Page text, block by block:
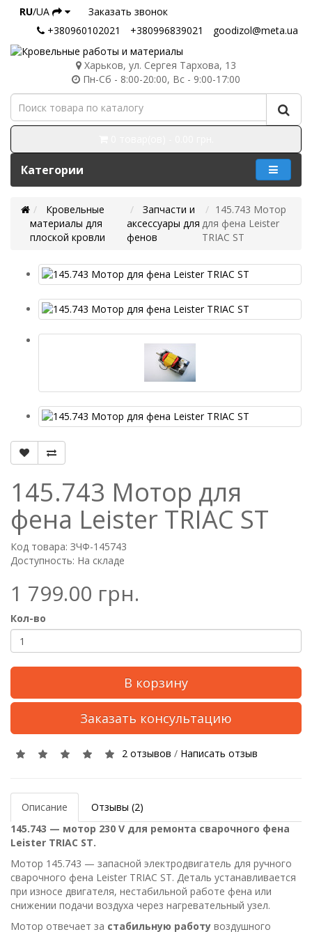
RU/UA
Заказать звонок
+380960102021
+380996839021 goodizol@meta.ua
Харьков, ул. Сергея Тархова, 13
Пн-Сб - 8:00-20:00, Вс - 9:00-17:00
Категории
Кровельные
материалы для
плоской кровли
Запчасти и
аксессуары для
фенов
145.743 Мотор
для фена Leister
TRIAC ST
145.743 Мотор для
фена Leister TRIAC ST
Код товара: ЗЧФ-145743
Доступность: На складе
1 799.00 грн.
Кол-во
В корзину
Заказать консультацию
2 отзывов / Написать отзыв
Описание
Отзывы (2)
145.743 — мотор 230 V для ремонта сварочного фена
Leister TRIAC ST.
Мотор 145.743 — запасной электродвигатель для ручного
сварочного фена Leister TRIAC ST. Деталь устанавливается
при износе двигателя, нестабильной работе фена или
снижении подачи воздуха через нагревательный узел.
Мотор отвечает за стабильную работу воздушного